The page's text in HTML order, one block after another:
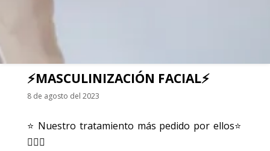
⚡️MASCULINIZACIÓN FACIAL⚡️
8 de agosto del 2023
⭐️ Nuestro tratamiento más pedido por ellos⭐️
🙋🏻‍♂️